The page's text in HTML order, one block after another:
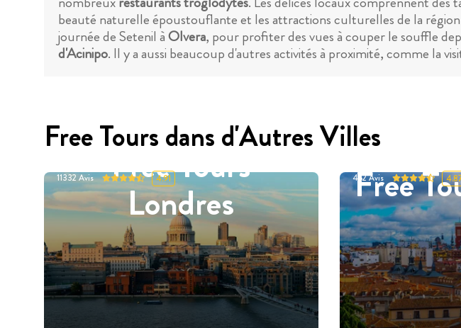
beauté naturelle époustouflante et les attractions culturelles de la
journée de Setenil àOlvera, pour profiter des vues à couper le souffle
d'Acinipo. Il y a aussi beaucoup d'autres activités à proximité, comme la
Free Tours dans d'Autres Villes
Free Tours
Londres
11332 Avis 4.91 Free
452Avis